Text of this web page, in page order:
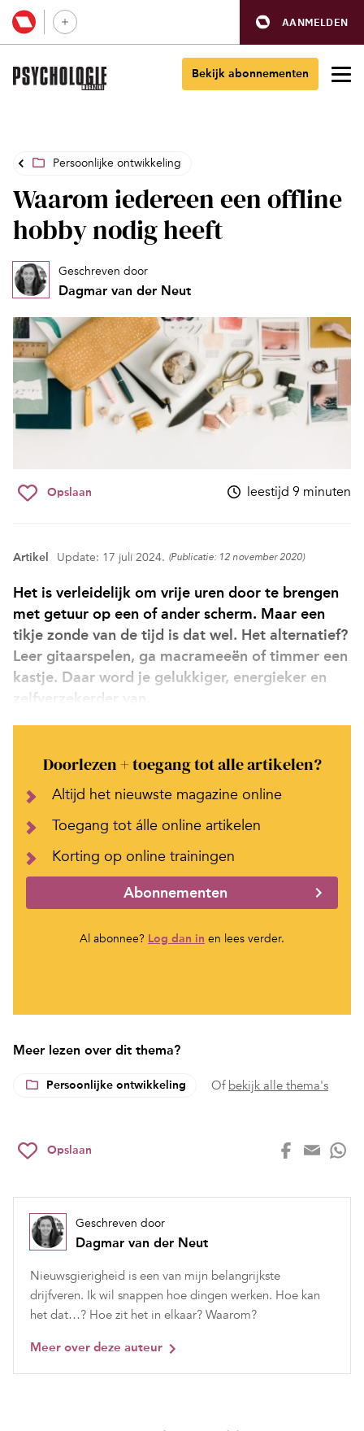
AANMELDEN
Bekijk abonnementen
Persoonlijke ontwikkeling
Waarom iedereen een offline
hobby nodig heeft
Geschreven door
Dagmar van der Neut
Opslaan leestijd 9 minuten
Artikel Update: 17 juli 2024. (Publicatie: 12 november 2020)
Het is verleidelijk om vrije uren door te brengen
met getuur op een of ander scherm. Maar een
tikje zonde van de tijd is dat wel. Het alternatief?
Leer gitaarspelen, ga macrameeën of timmer een
kastje. Daar word je gelukkiger, energieker en
zelfverzekerder van.
Doorlezen + toegang tot alle artikelen?
Altijd het nieuwste magazine online
Toegang tot álle online artikelen
Korting op online trainingen
Abonnementen
Al abonnee? Log dan in en lees verder.
Meer lezen over dit thema?
Persoonlijke ontwikkeling Of bekijk alle thema's
Opslaan
Geschreven door
Dagmar van der Neut
Nieuwsgierigheid is een van mijn belangrijkste
drijfveren. Ik wil snappen hoe dingen werken. Hoe kan
het dat…? Hoe zit het in elkaar? Waarom?
Meer over deze auteur